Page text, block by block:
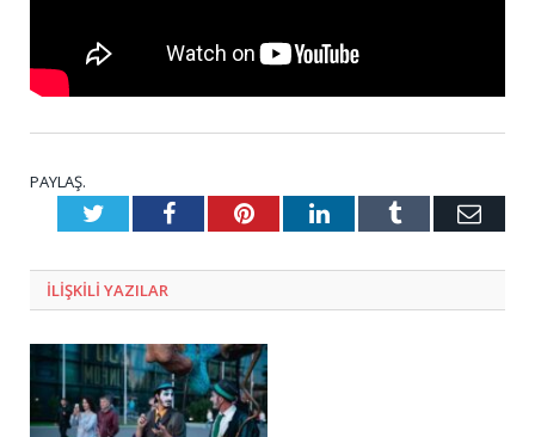
PAYLAŞ.
TwitterFacebookPinterestLinkedInTumblr E-
ILIŞKILI YAZILAR